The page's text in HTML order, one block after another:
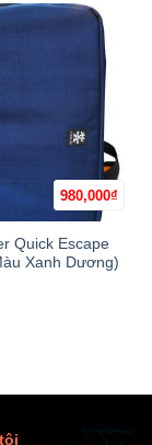
980,000₫
Quick Escape
Xanh Dương)